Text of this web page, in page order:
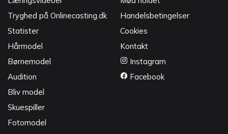
Tryghed på Onlinecasting.dk
Statister
Hårmodel
Børnemodel
Audition
Bliv model
Skuespiller
Fotomodel
Handelsbetingelser
Cookies
Kontakt
Instagram
Facebook